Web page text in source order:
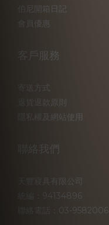
伯尼開箱日記
會員優惠
客戶服務
寄送方式
退貨退款原則
隱私權及網站使用
聯絡我們
天豐寢具有限公司
統編：94134896
聯絡電話：03-9582006